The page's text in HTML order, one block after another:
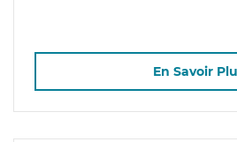
En Savoir